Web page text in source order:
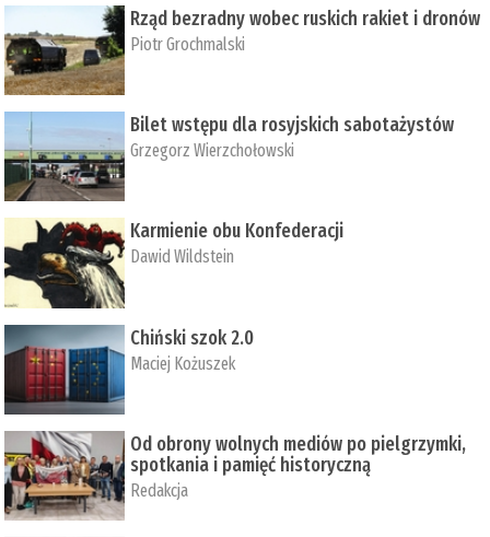
Rząd bezradny wobec ruskich rakiet i dronów
Piotr Grochmalski
Bilet wstępu dla rosyjskich sabotażystów
Grzegorz Wierzchołowski
Karmienie obu Konfederacji
Dawid Wildstein
Chiński szok 2.0
Maciej Kożuszek
Od obrony wolnych mediów po pielgrzymki,
spotkania i pamięć historyczną
Redakcja